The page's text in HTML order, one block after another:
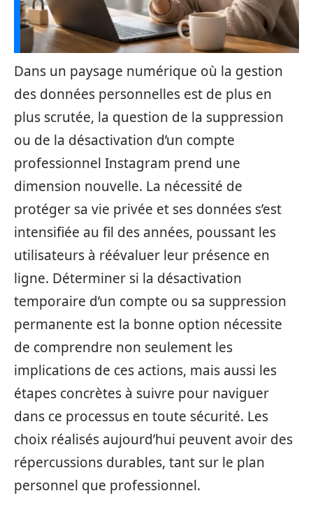
Dans un paysage numérique où la gestion
des données personnelles est de plus en
plus scrutée, la question de la suppression
ou de la désactivation d’un compte
professionnel Instagram prend une
dimension nouvelle. La nécessité de
protéger sa vie privée et ses données s’est
intensifiée au fil des années, poussant les
utilisateurs à réévaluer leur présence en
ligne. Déterminer si la désactivation
temporaire d’un compte ou sa suppression
permanente est la bonne option nécessite
de comprendre non seulement les
implications de ces actions, mais aussi les
étapes concrètes à suivre pour naviguer
dans ce processus en toute sécurité. Les
choix réalisés aujourd’hui peuvent avoir des
répercussions durables, tant sur le plan
personnel que professionnel.